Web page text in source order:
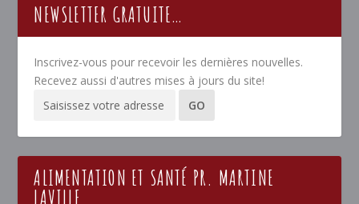
NEWSLETTER GRATUITE…
Inscrivez-vous pour recevoir les dernières nouvelles.
Recevez aussi d'autres mises à jours du site!
ALIMENTATION ET SANTÉ PR. MARTINE
LAVILLE